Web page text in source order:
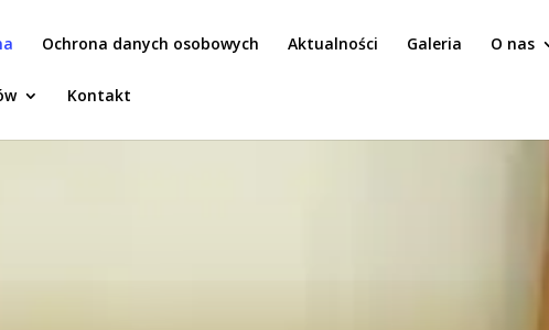
Ochrona danych osobowych Aktualności Galeria O nas
Kontakt